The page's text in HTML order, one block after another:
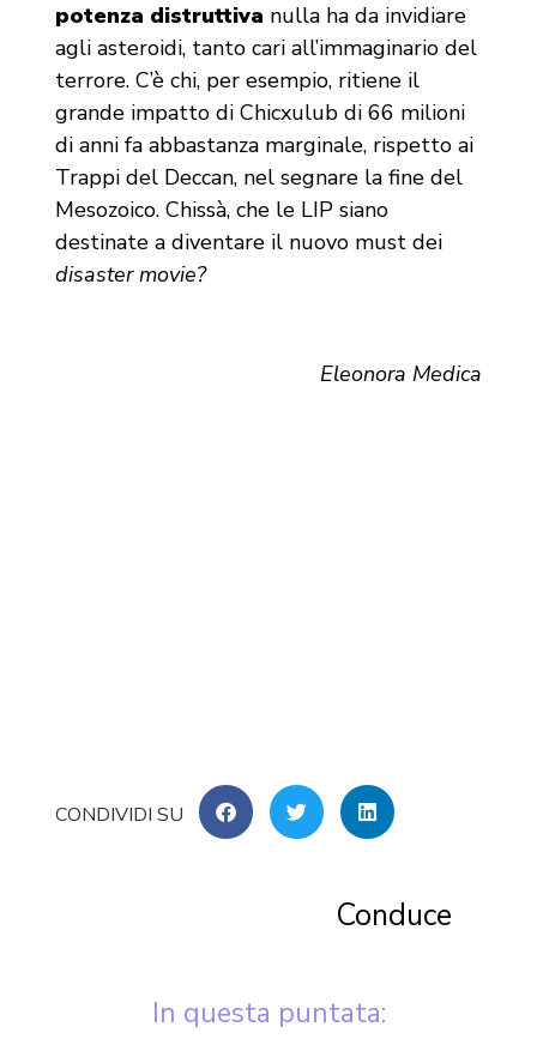
potenza distruttiva nulla ha da invidiare
agli asteroidi, tanto cari all’immaginario del
terrore. C’è chi, per esempio, ritiene il
grande impatto di Chicxulub di 66 milioni
di anni fa abbastanza marginale, rispetto ai
Trappi del Deccan, nel segnare la fine del
Mesozoico. Chissà, che le LIP siano
destinate a diventare il nuovo must dei
disaster movie?
Eleonora Medica
Conduce
In questa puntata: